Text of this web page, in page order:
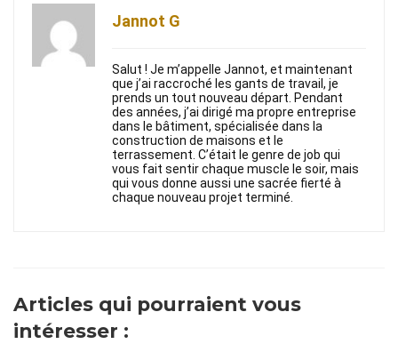
Jannot G
Salut ! Je m’appelle Jannot, et maintenant
que j’ai raccroché les gants de travail, je
prends un tout nouveau départ. Pendant
des années, j’ai dirigé ma propre entreprise
dans le bâtiment, spécialisée dans la
construction de maisons et le
terrassement. C’était le genre de job qui
vous fait sentir chaque muscle le soir, mais
qui vous donne aussi une sacrée fierté à
chaque nouveau projet terminé.
Articles qui pourraient vous
intéresser :